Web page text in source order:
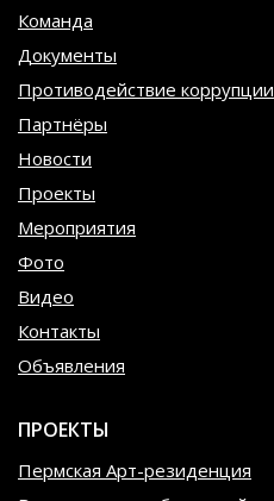
Команда
Документы
Противодействие коррупции
Партнёры
Новости
Проекты
Мероприятия
Фото
Видео
Контакты
Объявления
ПРОЕКТЫ
Пермская Арт-резиденция